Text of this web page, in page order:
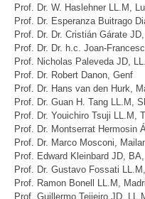
Prof. Dr. W. Haslehner LL.M,
Prof. Dr. Esperanza Buitrago
Prof. Dr. Dr. Cristián Gárate
Prof. Dr. Dr. h.c. Joan-
Prof. Nicholas Paleveda JD,
Prof. Dr. Robert Danon, Genf
Prof. Dr. Hans van den Hurk,
Prof. Dr. Guan H. Tang LL.M,
Prof. Dr. Youichiro Tsuji LL.M,
Prof. Dr. Montserrat Hermosin
Prof. Dr. Marco Mosconi,
Prof. Edward Kleinbard JD,
Prof. Dr. Gustavo Fossati
Prof. Ramon Bonell LL.M,
Prof. Guillermo Teijeiro JD,